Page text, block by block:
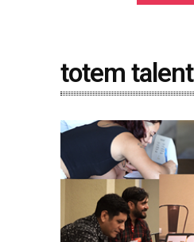
totem talent